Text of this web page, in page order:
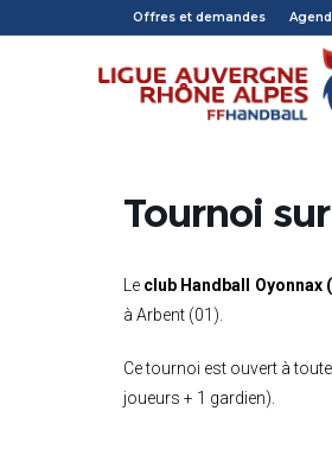
Offres et demandes
Tournoi
Le club Handball Oyonnax
à Arbent (01).
Ce tournoi est ouvert à
joueurs + 1 gardien).